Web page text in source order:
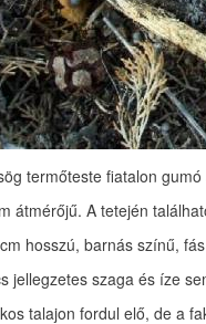
termőteste fiatalon
átmérőjű. A tetején
hosszú, barnás színű,
jellegzetes szaga és íze
talajon fordul elő, de a